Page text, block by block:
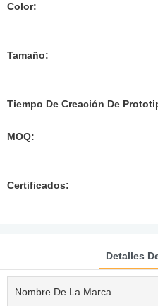
Color:
Tamaño:
Tiempo De Creación De
MOQ:
Certificados:
Detalles
Nombre De La Marca